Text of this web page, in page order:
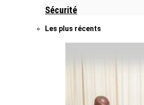
Sécurité
Les plus récents